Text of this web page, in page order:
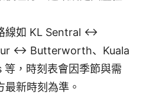
線如 KL Sentral ↔
↔ Butterworth、Kuala
，時刻表會因季節與需
新時刻為準。